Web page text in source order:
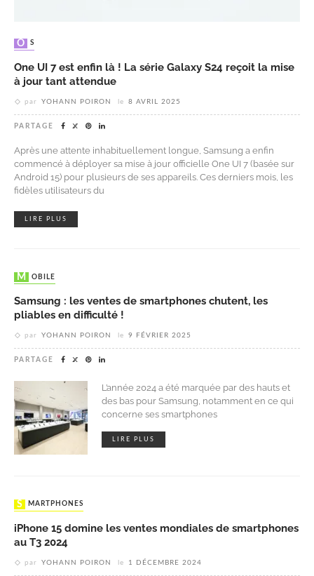
OS
One UI 7 est enfin là ! La série Galaxy S24 reçoit la mise
à jour tant attendue
par YOHANN POIRON le 8 AVRIL 2025
PARTAGE
Après une attente inhabituellement longue, Samsung a enfin
commencé à déployer sa mise à jour officielle One UI 7 (basée sur
Android 15) pour plusieurs de ses appareils. Ces derniers mois, les
fidèles utilisateurs du
LIRE PLUS
MOBILE
Samsung : les ventes de smartphones chutent, les
pliables en difficulté !
par YOHANN POIRON le 9 FÉVRIER 2025
PARTAGE
L’année 2024 a été marquée par des hauts et
des bas pour Samsung, notamment en ce qui
concerne ses smartphones
LIRE PLUS
SMARTPHONES
iPhone 15 domine les ventes mondiales de smartphones
au T3 2024
par YOHANN POIRON le 1 DÉCEMBRE 2024